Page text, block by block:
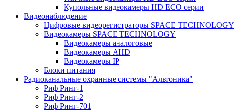
Купольные видеокамеры HD ECO серии
Видеонаблюдение
Цифровые видеорегистраторы SPACE TECHNOLOGY
Видеокамеры SPACE TECHNOLOGY
Видеокамеры аналоговые
Видеокамеры AHD
Видеокамеры IP
Блоки питания
Радиоканальные охранные системы "Альтоника"
Риф Ринг-1
Риф Ринг-2
Риф Ринг-701